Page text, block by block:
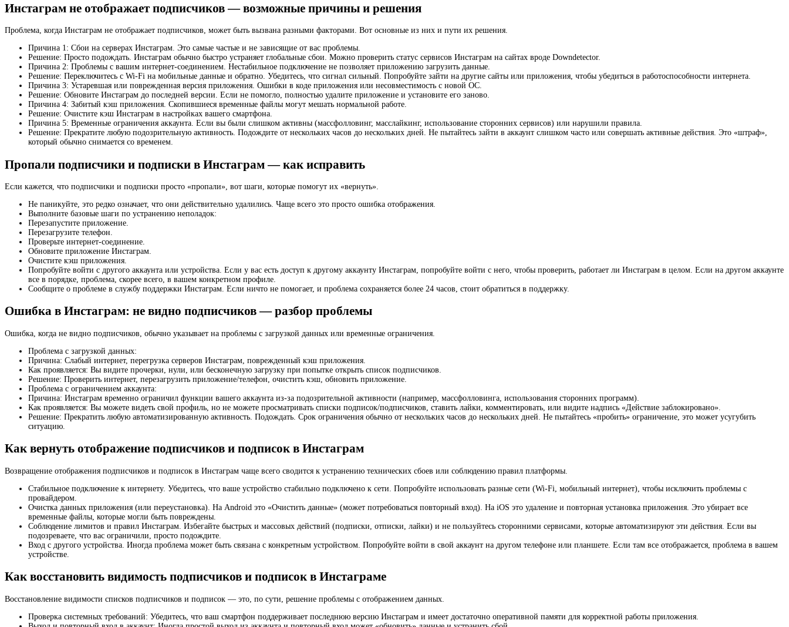
Инстаграм не отображает подписчиков — возможные причины и решения
Проблема, когда Инстаграм не отображает подписчиков, может быть вызвана разными факторами. Вот основные из них и пути их решения.
Причина 1: Сбои на серверах Инстаграм. Это самые частые и не зависящие от вас проблемы.
Решение: Просто подождать. Инстаграм обычно быстро устраняет глобальные сбои. Можно проверить статус сервисов Инстаграм на сайтах вроде Downdetector.
Причина 2: Проблемы с вашим интернет-соединением. Нестабильное подключение не позволяет приложению загрузить данные.
Решение: Переключитесь с Wi-Fi на мобильные данные и обратно. Убедитесь, что сигнал сильный. Попробуйте зайти на другие сайты или приложения, чтобы убедиться в работоспособности интернета.
Причина 3: Устаревшая или поврежденная версия приложения. Ошибки в коде приложения или несовместимость с новой ОС.
Решение: Обновите Инстаграм до последней версии. Если не помогло, полностью удалите приложение и установите его заново.
Причина 4: Забитый кэш приложения. Скопившиеся временные файлы могут мешать нормальной работе.
Решение: Очистите кэш Инстаграм в настройках вашего смартфона.
Причина 5: Временные ограничения аккаунта. Если вы были слишком активны (массфолловинг, масслайкинг, использование сторонних сервисов) или нарушили правила.
Решение: Прекратите любую подозрительную активность. Подождите от нескольких часов до нескольких дней. Не пытайтесь зайти в аккаунт слишком часто или совершать активные действия. Это «штраф»,
который обычно снимается со временем.
Пропали подписчики и подписки в Инстаграм — как исправить
Если кажется, что подписчики и подписки просто «пропали», вот шаги, которые помогут их «вернуть».
Не паникуйте, это редко означает, что они действительно удалились. Чаще всего это просто ошибка отображения.
Выполните базовые шаги по устранению неполадок:
Перезапустите приложение.
Перезагрузите телефон.
Проверьте интернет-соединение.
Обновите приложение Инстаграм.
Очистите кэш приложения.
Попробуйте войти с другого аккаунта или устройства. Если у вас есть доступ к другому аккаунту Инстаграм, попробуйте войти с него, чтобы проверить, работает ли Инстаграм в целом. Если на другом аккаунте
все в порядке, проблема, скорее всего, в вашем конкретном профиле.
Сообщите о проблеме в службу поддержки Инстаграм. Если ничто не помогает, и проблема сохраняется более 24 часов, стоит обратиться в поддержку.
Ошибка в Инстаграм: не видно подписчиков — разбор проблемы
Ошибка, когда не видно подписчиков, обычно указывает на проблемы с загрузкой данных или временные ограничения.
Проблема с загрузкой данных:
Причина: Слабый интернет, перегрузка серверов Инстаграм, поврежденный кэш приложения.
Как проявляется: Вы видите прочерки, нули, или бесконечную загрузку при попытке открыть список подписчиков.
Решение: Проверить интернет, перезагрузить приложение/телефон, очистить кэш, обновить приложение.
Проблема с ограничением аккаунта:
Причина: Инстаграм временно ограничил функции вашего аккаунта из-за подозрительной активности (например, массфолловинга, использования сторонних программ).
Как проявляется: Вы можете видеть свой профиль, но не можете просматривать списки подписок/подписчиков, ставить лайки, комментировать, или видите надпись «Действие заблокировано».
Решение: Прекратить любую автоматизированную активность. Подождать. Срок ограничения обычно от нескольких часов до нескольких дней. Не пытайтесь «пробить» ограничение, это может усугубить
ситуацию.
Как вернуть отображение подписчиков и подписок в Инстаграм
Возвращение отображения подписчиков и подписок в Инстаграм чаще всего сводится к устранению технических сбоев или соблюдению правил платформы.
Стабильное подключение к интернету. Убедитесь, что ваше устройство стабильно подключено к сети. Попробуйте использовать разные сети (Wi-Fi, мобильный интернет), чтобы исключить проблемы с
провайдером.
Очистка данных приложения (или переустановка). На Android это «Очистить данные» (может потребоваться повторный вход). На iOS это удаление и повторная установка приложения. Это убирает все
временные файлы, которые могли быть повреждены.
Соблюдение лимитов и правил Инстаграм. Избегайте быстрых и массовых действий (подписки, отписки, лайки) и не пользуйтесь сторонними сервисами, которые автоматизируют эти действия. Если вы
подозреваете, что вас ограничили, просто подождите.
Вход с другого устройства. Иногда проблема может быть связана с конкретным устройством. Попробуйте войти в свой аккаунт на другом телефоне или планшете. Если там все отображается, проблема в вашем
устройстве.
Как восстановить видимость подписчиков и подписок в Инстаграме
Восстановление видимости списков подписчиков и подписок — это, по сути, решение проблемы с отображением данных.
Проверка системных требований: Убедитесь, что ваш смартфон поддерживает последнюю версию Инстаграм и имеет достаточно оперативной памяти для корректной работы приложения.